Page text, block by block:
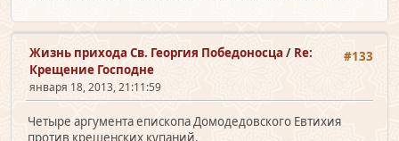
#133
Жизнь прихода Св. Георгия Победоносца / Re:
Крещение Господне
января 18, 2013, 21:11:59
Четыре аргумента епископа Домодедовского Евтихия
против крещенских купаний.